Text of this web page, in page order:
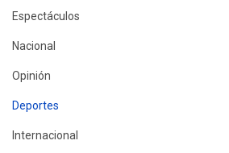
Espectáculos
Nacional
Opinión
Deportes
Internacional